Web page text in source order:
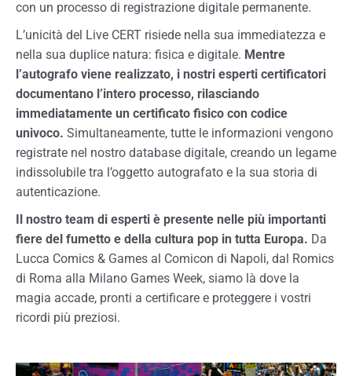
con un processo di registrazione digitale permanente.
L’unicità del Live CERT risiede nella sua immediatezza e
nella sua duplice natura: fisica e digitale. Mentre
l’autografo viene realizzato, i nostri esperti certificatori
documentano l’intero processo, rilasciando
immediatamente un certificato fisico con codice
univoco. Simultaneamente, tutte le informazioni vengono
registrate nel nostro database digitale, creando un legame
indissolubile tra l’oggetto autografato e la sua storia di
autenticazione.
Il nostro team di esperti è presente nelle più importanti
fiere del fumetto e della cultura pop in tutta Europa. Da
Lucca Comics & Games al Comicon di Napoli, dal Romics
di Roma alla Milano Games Week, siamo là dove la
magia accade, pronti a certificare e proteggere i vostri
ricordi più preziosi.